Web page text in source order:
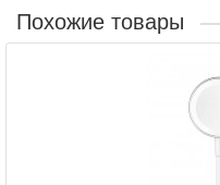
Похожие товары